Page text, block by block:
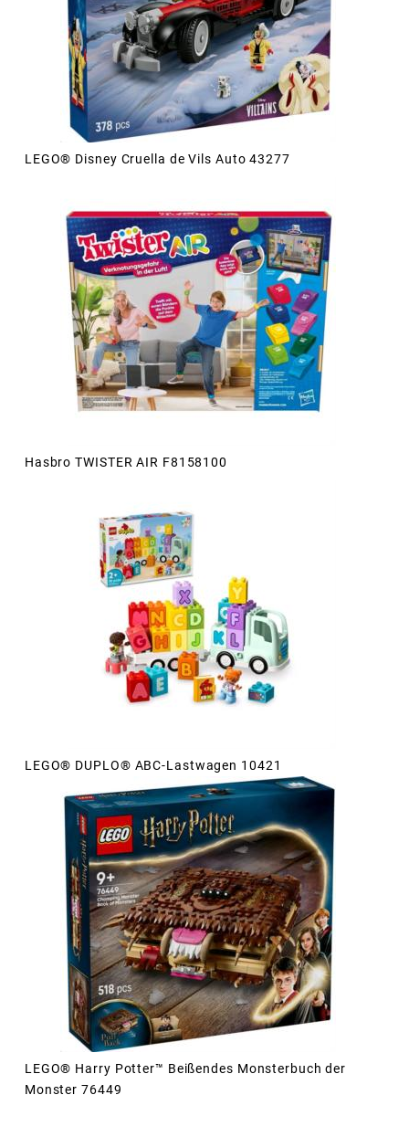
LEGO® Disney Cruella de Vils Auto 43277
Hasbro TWISTER AIR F8158100
LEGO® DUPLO® ABC-Lastwagen 10421
LEGO® Harry Potter™ Beißendes Monsterbuch der
Monster 76449